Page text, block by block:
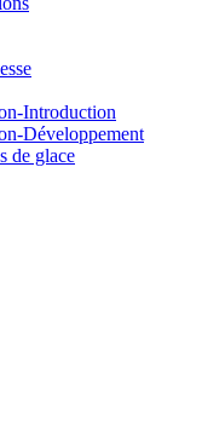
Introduction
Développement
de glace